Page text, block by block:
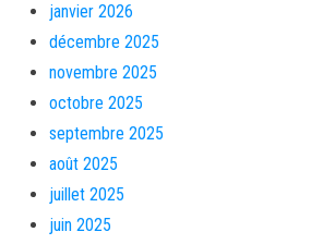
janvier 2026
décembre 2025
novembre 2025
octobre 2025
septembre 2025
août 2025
juillet 2025
juin 2025